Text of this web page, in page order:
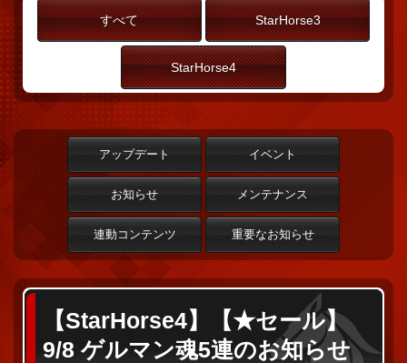
すべて StarHorse3
StarHorse4
アップデート イベント
お知らせ メンテナンス
連動コンテンツ 重要なお知らせ
【StarHorse4】【★セール】
9/8 ゲルマン魂5連のお知らせ